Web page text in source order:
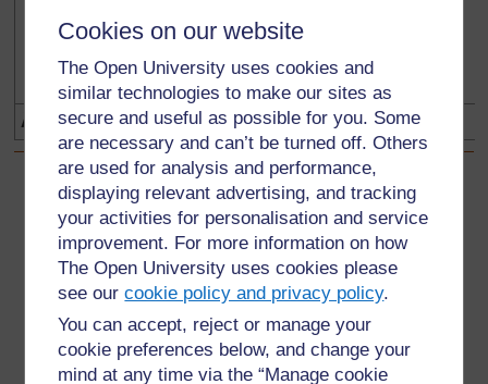
Cookies on our website
The Open University uses cookies and
similar technologies to make our sites as
secure and useful as possible for you. Some
are necessary and can’t be turned off. Others
are used for analysis and performance,
displaying relevant advertising, and tracking
your activities for personalisation and service
improvement. For more information on how
The Open University uses cookies please
see ourcookie policy and privacy policy.
You can accept, reject or manage your
cookie preferences below, and change your
mind at any time via the “Manage cookie
Âge 0 1 2 3
Précédent
Précédent
Ressource 2: Un autre graphique de liens de parenté
Suivant
Suivant
Section numéro 2 : Analyser les modes de vie du passé